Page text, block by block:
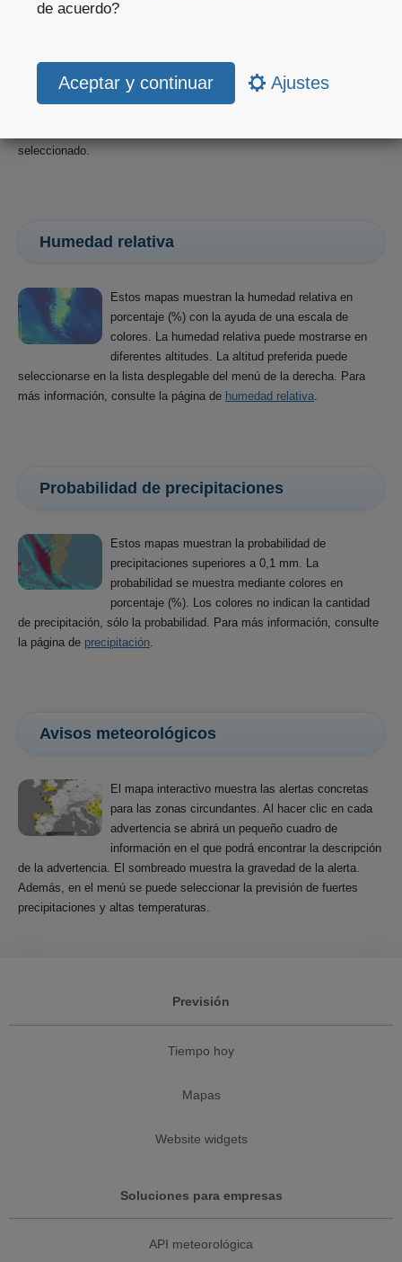
de acuerdo?
Ajustes
de las rachas a 10 m con colores. En el menú se
pueden seleccionar las rachas de viento horarias,
seleccionado.
Humedad relativa
Estos mapas muestran la humedad relativa en
porcentaje (%) con la ayuda de una escala de
colores. La humedad relativa puede mostrarse en
diferentes altitudes. La altitud preferida puede
seleccionarse en la lista desplegable del menú de la derecha. Para
más información, consulte la página de humedad relativa.
Probabilidad de precipitaciones
Estos mapas muestran la probabilidad de
precipitaciones superiores a 0,1 mm. La
probabilidad se muestra mediante colores en
porcentaje (%). Los colores no indican la cantidad
de precipitación, sólo la probabilidad. Para más información, consulte
la página de precipitación
Avisos meteorológicos
El mapa interactivo muestra las alertas concretas
para las zonas circundantes. Al hacer clic en cada
advertencia se abrirá un pequeño cuadro de
información en el que podrá encontrar la descripción
de la advertencia. El sombreado muestra la gravedad de la alerta.
Además, en el menú se puede seleccionar la previsión de fuertes
precipitaciones y altas temperaturas.
Previsión
Tiempo hoy
Mapas
Website widgets
Soluciones para empresas
API meteorológica